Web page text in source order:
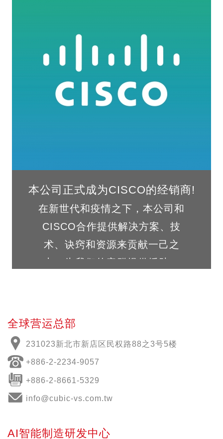
本公司正式成为CISCO的经销商!
在新世代和疫情之下，本公司和
CISCO合作提供解决方案、技
术、诀窍和资源来贡献一己之
力，为我们的客群提供援助。
全球营运总部
231023新北市新店区民权路88之3号5楼
+886-2-2234-9057
+886-2-8661-5329
info@cubic-vs.com.tw
AI智能制造研发中心